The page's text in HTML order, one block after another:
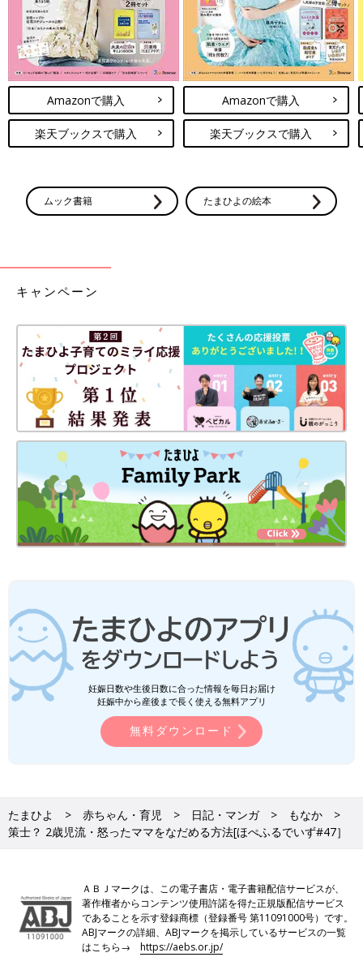
Amazonで購入
楽天ブックスで購入
Amazonで購入
楽天ブックスで購入
ムック書籍 たまひよの絵本
キャンペーン
妊娠日数や生後日数に合った情報を毎日お届け
妊娠中から産後まで長く使える無料アプリ
無料ダウンロード
たまひよ 赤ちゃん・育児 日記・マンガ
もなか
策士？ 2歳児流・怒ったママをなだめる方法[ほぺふるでいず#47］
ＡＢＪマークは、この電子書店・電子書籍配信サービスが、
著作権者からコンテンツ使用許諾を得た正規版配信サービス
であることを示す登録商標（登録番号 第11091000号）です。
ABJマークの詳細、ABJマークを掲示しているサービスの一覧
はこちら→https://aebs.or.jp/